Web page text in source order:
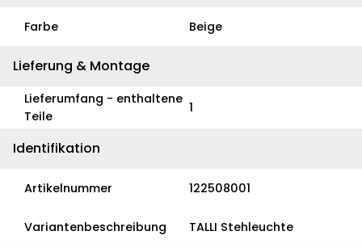
Farbe Beige
Lieferung & Montage
Lieferumfang - enthaltene
Teile
1
Identifikation
Artikelnummer 122508001
Variantenbeschreibung TALLI Stehleuchte